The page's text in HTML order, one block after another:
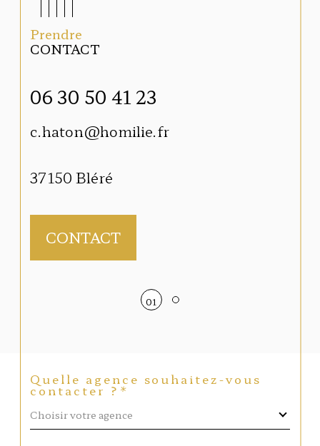
Quelle agence souhaitez-vous
contacter ?*
Choisir votre agence
Prendre
CONTACT
06 30 50 41 23
c.haton@homilie.fr
37150 Bléré
CONTACT
01